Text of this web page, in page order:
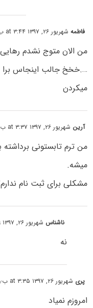
فاطمهشهریور ۲۶, ۱۳۹۷ at ۳:۴۴ ب٫ظ
من الان متوج نشدم
….خخخ جالب اینجاس برا
میکردن
آرین شهریور ۲۶, ۱۳۹۷ at ۳:۳۷ ب٫ظ
من ترم تابستونی
میشه.
مشکلی برای ثبت نام
ناشناس شهریور ۲۶, ۱۳۹۷ at ۳:۴۹ ب٫ظ
نه
پری شهریور ۲۶, ۱۳۹۷ at ۳:۳۵ ب٫ظ
امروزم نمیاد